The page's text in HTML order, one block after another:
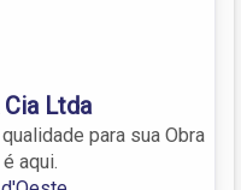
Ltda
para sua Obra
aqui.